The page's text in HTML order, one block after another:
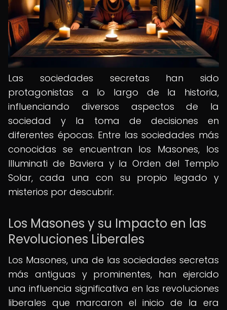
Las sociedades secretas han sido
protagonistas a lo largo de la historia,
influenciando diversos aspectos de la
sociedad y la toma de decisiones en
diferentes épocas. Entre las sociedades más
conocidas se encuentran los Masones, los
Illuminati de Baviera y la Orden del Templo
Solar, cada una con su propio legado y
misterios por descubrir.
Los Masones y su Impacto en las
Revoluciones Liberales
Los Masones, una de las sociedades secretas
más antiguas y prominentes, han ejercido
una influencia significativa en las revoluciones
liberales que marcaron el inicio de la era